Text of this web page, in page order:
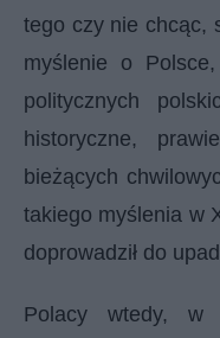
tego czy nie chcąc,
myślenie o
politycznych
historyczne,
bieżących
takiego myślenia w
doprowadził do
Polacy wtedy, w